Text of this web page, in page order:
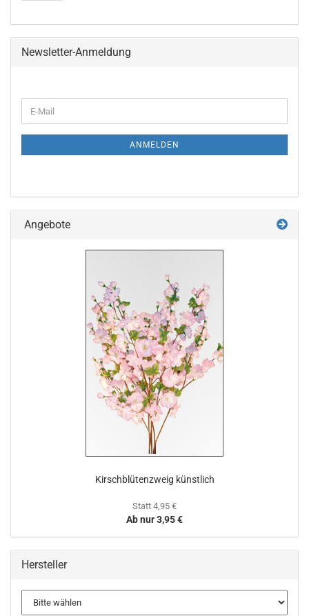
Newsletter-Anmeldung
ZUR
E-
Mail
ANMELDEN
Angebote
Kirschblütenzweig künstlich
Statt 4,95 €
Ab nur 3,95 €
Hersteller